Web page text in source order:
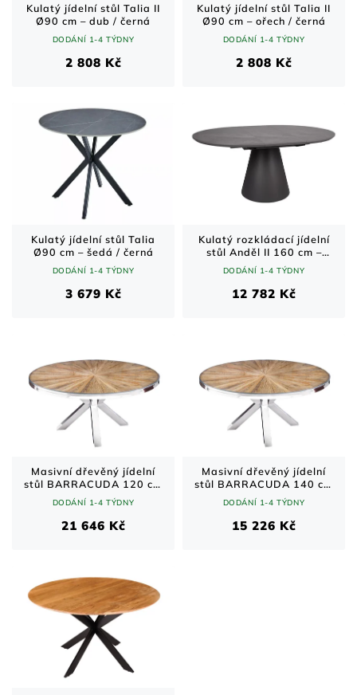
Kulatý jídelní stůl Talia II
Ø90 cm – dub / černá
DODÁNÍ 1-4 TÝDNY
2 808 Kč
Kulatý jídelní stůl Talia II
Ø90 cm – ořech / černá
DODÁNÍ 1-4 TÝDNY
2 808 Kč
Kulatý jídelní stůl Talia
Ø90 cm – šedá / černá
DODÁNÍ 1-4 TÝDNY
3 679 Kč
Kulatý rozkládací jídelní
stůl Anděl II 160 cm –
černý mat / šedý mramor
DODÁNÍ 1-4 TÝDNY
12 782 Kč
Masivní dřevěný jídelní
stůl BARRACUDA 120 cm
– teakové dřevo/sklo,
kulatý, chromovaná ocel
DODÁNÍ 1-4 TÝDNY
21 646 Kč
Masivní dřevěný jídelní
stůl BARRACUDA 140 cm
– teakové dřevo/sklo/ocel,
kulatý design
DODÁNÍ 1-4 TÝDNY
15 226 Kč